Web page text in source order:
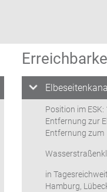
Position im ESK:
Entfernung zur
Entfernung zum
in
Hamburg,